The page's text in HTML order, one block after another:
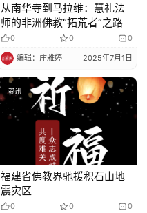
从南华寺到马拉维：慧礼法
师的非洲佛教“拓荒者”之路
0 0 0
编辑：庄雅婷 2025年7月1日
资讯
福建省佛教界驰援积石山地
震灾区
0 0 0